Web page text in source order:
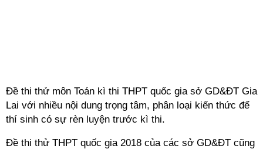
Đề thi thử môn Toán kì thi THPT quốc gia sở GD&ĐT Gia
Lai với nhiều nội dung trọng tâm, phân loại kiến thức để
thí sinh có sự rèn luyện trước kì thi.
Đề thi thử THPT quốc gia 2018 của các sở GD&ĐT cũng